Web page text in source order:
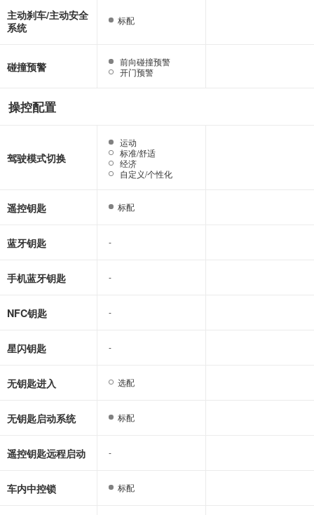
主动刹车/主动安全
系统
标配
碰撞预警
前向碰撞预警
开门预警
操控配置
驾驶模式切换
运动
标准/舒适
经济
自定义/个性化
遥控钥匙 标配
蓝牙钥匙 -
手机蓝牙钥匙 -
NFC钥匙 -
星闪钥匙 -
无钥匙进入 选配
无钥匙启动系统 标配
遥控钥匙远程启动 -
车内中控锁 标配
标配
前向碰撞预警
开门预警
运动
标准/舒适
经济
自定义/个性化
标配
-
-
-
-
选配
标配
-
标配